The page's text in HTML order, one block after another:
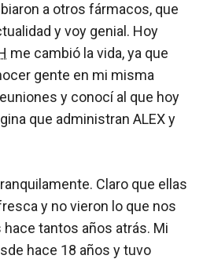
a otros fármacos, que
y voy genial. Hoy
me cambió la vida, ya que
gente en mi misma
y conocí al que hoy
que administran ALEX y
Claro que ellas
y no vieron lo que nos
tantos años atrás. Mi
hace 18 años y tuvo